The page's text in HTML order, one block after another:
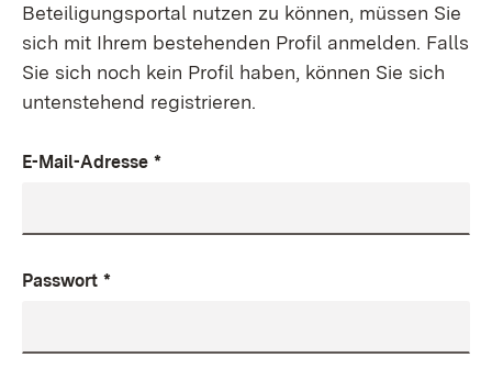
Beteiligungsportal nutzen zu können, müssen Sie
sich mit Ihrem bestehenden Profil anmelden. Falls
Sie sich noch kein Profil haben, können Sie sich
untenstehend registrieren.
E-Mail-Adresse *
Passwort *